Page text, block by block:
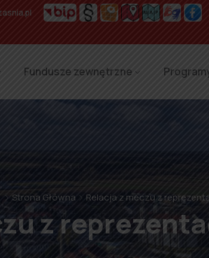
Fundusze zewnętrzne
Strona Główna Relacja z meczu z
z